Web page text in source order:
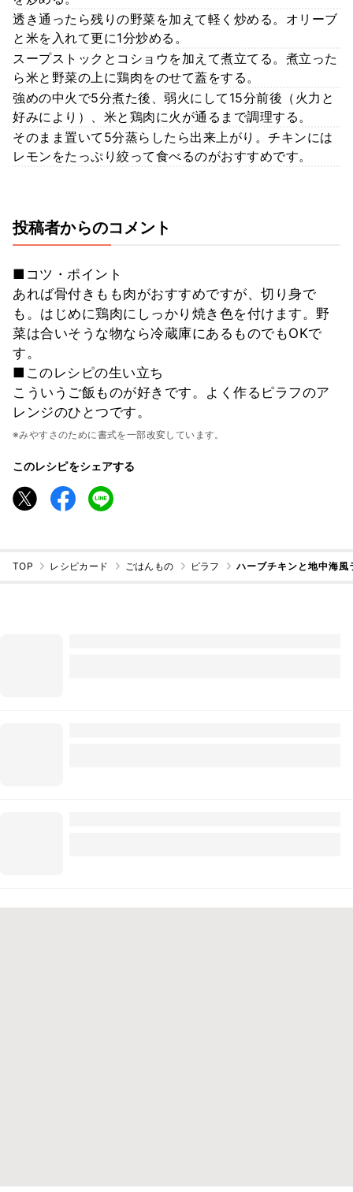
透き通ったら残りの野菜を加えて軽く炒める。オリーブ
と米を入れて更に1分炒める。
スープストックとコショウを加えて煮立てる。煮立った
ら米と野菜の上に鶏肉をのせて蓋をする。
強めの中火で5分煮た後、弱火にして15分前後（火力と
好みにより）、米と鶏肉に火が通るまで調理する。
そのまま置いて5分蒸らしたら出来上がり。チキンには
レモンをたっぷり絞って食べるのがおすすめです。
投稿者からのコメント
■コツ・ポイント
あれば骨付きもも肉がおすすめですが、切り身で
も。はじめに鶏肉にしっかり焼き色を付けます。野
菜は合いそうな物なら冷蔵庫にあるものでもOKで
す。
■このレシピの生い立ち
こういうご飯ものが好きです。よく作るピラフのア
レンジのひとつです。
※みやすさのために書式を一部改変しています。
このレシピをシェアする
TOP レシピカード ごはんもの ピラフ ハーブチキンと地中海風